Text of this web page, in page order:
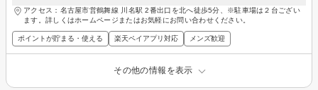
アクセス：名古屋市営鶴舞線 川名駅 2番出口を北へ徒歩5分、※駐車場は２台ござい
ます。詳しくはホームページまたはお気軽にお問い合わせください。
ポイントが貯まる・使える 楽天ペイアプリ対応 メンズ歓迎
その他の情報を表示